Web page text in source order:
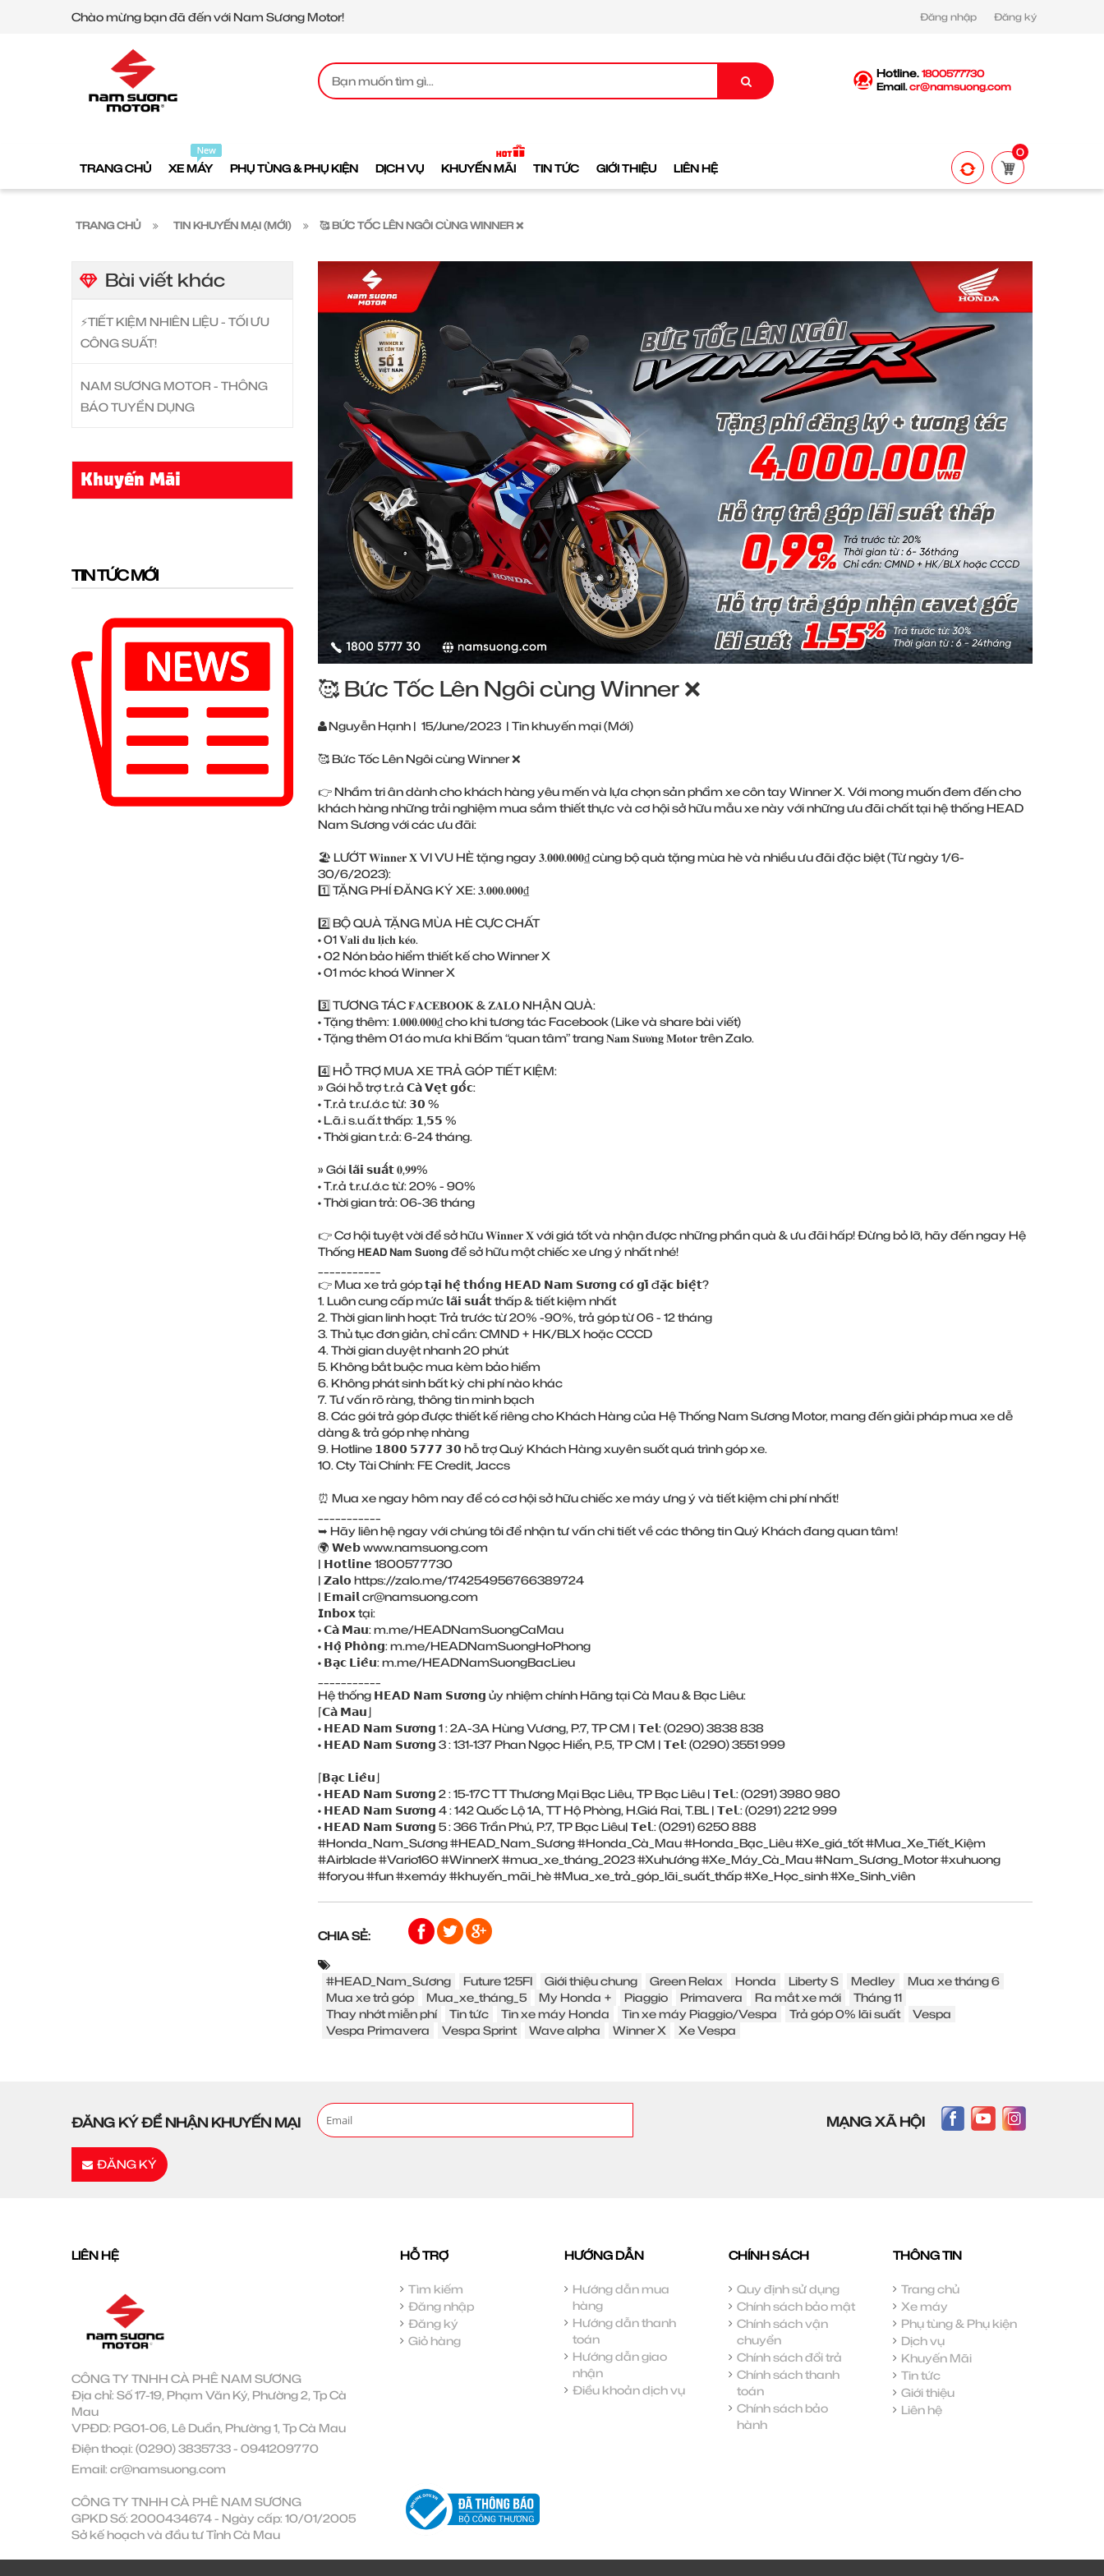
Chào mừng bạn đã đến với Nam Sương Motor! Đăng nhập Đăng ký
Hotline. 1800577730
Email.cr@namsuong.com
TRANG CHỦ XE MÁY PHỤ TÙNG & PHỤ KIỆN DỊCH VỤ KHUYẾN MÃI TIN TỨC GIỚI THIỆU LIÊN HỆ
0
TRANG CHỦ TIN KHUYẾN MẠI (MỚI) 🥰 BỨC TỐC LÊN NGÔI CÙNG WINNER ❌
Bài viết khác
⚡️TIẾT KIỆM NHIÊN LIỆU - TỐI ƯU
CÔNG SUẤT!
NAM SƯƠNG MOTOR - THÔNG
BÁO TUYỂN DỤNG
Khuyến Mãi
TIN TỨC MỚI
🥰 Bức Tốc Lên Ngôi cùng Winner ❌
Nguyễn Hạnh | 15/June/2023 | Tin khuyến mại (Mới)
🥰 Bức Tốc Lên Ngôi cùng Winner ❌
👉 Nhầm tri ân dành cho khách hàng yêu mến và lựa chọn sản phẩm xe côn tay Winner X. Với mong muốn đem đến cho
khách hàng những trải nghiệm mua sắm thiết thực và cơ hội sở hữu mẫu xe này với những ưu đãi chất tại hệ thống HEAD
Nam Sương với các ưu đãi:
🏖 LƯỚT 𝐖𝐢𝐧𝐧𝐞𝐫 𝐗 VI VU HÈ tặng ngay 𝟑.𝟎𝟎𝟎.𝟎𝟎𝟎₫ cùng bộ quà tặng mùa hè và nhiều ưu đãi đặc biệt (Từ ngày 1/6-
30/6/2023):
1️⃣ TẶNG PHÍ ĐĂNG KÝ XE: 𝟑.𝟎𝟎𝟎.𝟎𝟎𝟎₫
2️⃣ BỘ QUÀ TẶNG MÙA HÈ CỰC CHẤT
• 01 𝐕𝐚𝐥𝐢 𝐝𝐮 𝐥𝐢̣𝐜𝐡 𝐤𝐞́𝐨.
• 02 Nón bảo hiểm thiết kế cho Winner X
• 01 móc khoá Winner X
3️⃣ TƯƠNG TÁC 𝐅𝐀𝐂𝐄𝐁𝐎𝐎𝐊 & 𝐙𝐀𝐋𝐎 NHẬN QUÀ:
• Tặng thêm: 𝟏.𝟎𝟎𝟎.𝟎𝟎𝟎₫ cho khi tương tác Facebook (Like và share bài viết)
• Tặng thêm 01 áo mưa khi Bấm “quan tâm” trang 𝐍𝐚𝐦 𝐒𝐮̛𝐨̛𝐧𝐠 𝐌𝐨𝐭𝐨𝐫 trên Zalo.
4️⃣ HỖ TRỢ MUA XE TRẢ GÓP TIẾT KIỆM:
» Gói hỗ trợ t.r.ả 𝗖𝗮̀ 𝗩𝗲̣𝘁 𝗴𝗼̂́𝗰:
• T.r.ả t.r.ư.ớ.c từ: 𝟯𝟬 %
• L.ã.i s.u.ấ.t thấp: 𝟭,𝟱𝟱 %
• Thời gian t.r.ả: 6-24 tháng.
» Gói 𝗹𝗮̃𝗶 𝘀𝘂𝗮̂́𝘁 𝟎,𝟗𝟗%
• T.r.ả t.r.ư.ớ.c từ: 20% - 90%
• Thời gian trả: 06-36 tháng
👉 Cơ hội tuyệt vời để sở hữu 𝐖𝐢𝐧𝐧𝐞𝐫 𝐗 với giá tốt và nhận được những phần quà & ưu đãi hấp! Đừng bỏ lỡ, hãy đến ngay Hệ
Thống 𝗛𝗘𝗔𝗗 𝗡𝗮𝗺 𝗦𝘂̛𝗼̛𝗻𝗴 để sở hữu một chiếc xe ưng ý nhất nhé!
👉 Mua xe trả góp 𝘁𝗮̣𝗶 𝗵𝗲̣̂ 𝘁𝗵𝗼̂́𝗻𝗴 𝗛𝗘𝗔𝗗 𝗡𝗮𝗺 𝗦𝘂̛𝗼̛𝗻𝗴 𝗰𝗼́ 𝗴𝗶̀ đ𝗮̣̆𝗰 𝗯𝗶𝗲̣̂𝘁?
1. Luôn cung cấp mức 𝗹𝗮̃𝗶 𝘀𝘂𝗮̂́𝘁 thấp & tiết kiệm nhất
2. Thời gian linh hoạt: Trả trước từ 20% -90%, trả góp từ 06 - 12 tháng
3. Thủ tục đơn giản, chỉ cần: CMND + HK/BLX hoặc CCCD
4. Thời gian duyệt nhanh 20 phút
5. Không bắt buộc mua kèm bảo hiểm
6. Không phát sinh bất kỳ chi phí nào khác
7. Tư vấn rõ ràng, thông tin minh bạch
8. Các gói trả góp được thiết kế riêng cho Khách Hàng của Hệ Thống Nam Sương Motor, mang đến giải pháp mua xe dễ
dàng & trả góp nhẹ nhàng
9. Hotline 𝟭𝟴𝟬𝟬 𝟱𝟳𝟳𝟳 𝟯𝟬 hỗ trợ Quý Khách Hàng xuyên suốt quá trình góp xe.
10. Cty Tài Chính: FE Credit, Jaccs
⏰ Mua xe ngay hôm nay để có cơ hội sở hữu chiếc xe máy ưng ý và tiết kiệm chi phí nhất!
➥ Hãy liên hệ ngay với chúng tôi để nhận tư vấn chi tiết về các thông tin Quý Khách đang quan tâm!
🌍 𝗪𝗲𝗯www.namsuong.com
| 𝗛𝗼𝘁𝗹𝗶𝗻𝗲 1800577730
| 𝗭𝗮𝗹𝗼 https://zalo.me/174254956766389724
| 𝗘𝗺𝗮𝗶𝗹 cr@namsuong.com
𝗜𝗻𝗯𝗼𝘅 tại:
• 𝗖𝗮̀ 𝗠𝗮𝘂:m.me/HEADNamSuongCaMau
• 𝗛𝗼̣̂ 𝗣𝗵𝗼̀𝗻𝗴:m.me/HEADNamSuongHoPhong
• 𝗕𝗮̣𝗰 𝗟𝗶𝗲̂𝘂:m.me/HEADNamSuongBacLieu
Hệ thống 𝗛𝗘𝗔𝗗 𝗡𝗮𝗺 𝗦𝘂̛𝗼̛𝗻𝗴 ủy nhiệm chính Hãng tại Cà Mau & Bạc Liêu:
⌈𝗖𝗮̀ 𝗠𝗮𝘂⌋
• 𝗛𝗘𝗔𝗗 𝗡𝗮𝗺 𝗦𝘂̛𝗼̛𝗻𝗴 1 : 2A-3A Hùng Vương, P.7, TP CM | 𝗧𝗲𝗹: (0290) ‎3838 838
• 𝗛𝗘𝗔𝗗 𝗡𝗮𝗺 𝗦𝘂̛𝗼̛𝗻𝗴 3 : 131-137 Phan Ngọc Hiển, P.5, TP CM | 𝗧𝗲𝗹: (0290) ‎3551 999
⌈𝗕𝗮̣𝗰 𝗟𝗶𝗲̂𝘂⌋
• 𝗛𝗘𝗔𝗗 𝗡𝗮𝗺 𝗦𝘂̛𝗼̛𝗻𝗴 2 : 15-17C TT Thương Mại Bạc Liêu, TP Bạc Liêu | 𝗧𝗲𝗹.: (0291) ‎3980 980
• 𝗛𝗘𝗔𝗗 𝗡𝗮𝗺 𝗦𝘂̛𝗼̛𝗻𝗴 4 : 142 Quốc Lộ 1A, TT Hộ Phòng, H.Giá Rai, T.BL | 𝗧𝗲𝗹.: (0291) ‎2212 999
• 𝗛𝗘𝗔𝗗 𝗡𝗮𝗺 𝗦𝘂̛𝗼̛𝗻𝗴 5 : 366 Trần Phú, P.7, TP Bạc Liêu| 𝗧𝗲𝗹.: (0291) ‎6250 888
#Honda_Nam_Sương #HEAD_Nam_Sương #Honda_Cà_Mau #Honda_Bạc_Liêu #Xe_giá_tốt #Mua_Xe_Tiết_Kiệm
#Airblade #Vario160 #WinnerX #mua_xe_tháng_2023 #Xuhướng #Xe_Máy_Cà_Mau #Nam_Sương_Motor #xuhuong
#foryou #fun #xemáy #khuyến_mãi_hè #Mua_xe_trả_góp_lãi_suất_thấp #Xe_Học_sinh #Xe_Sinh_viên
CHIA SẺ:
#HEAD_Nam_Sương Future 125FI Giới thiệu chung Green Relax Honda Liberty S Medley
Mua xe tháng 6
Mua xe trả góp
Mua_xe_tháng_5 My Honda + Piaggio Primavera Ra mắt xe mới
Tháng 11
Thay nhớt miễn phí
Tin tức Tin xe máy Honda Tin xe máy Piaggio/Vespa Trả góp 0% lãi suất
Vespa
Vespa Primavera
Vespa Sprint Wave alpha Winner X Xe Vespa
ĐĂNG KÝ ĐỂ NHẬN KHUYẾN MẠI
ĐĂNG KÝ
MẠNG XÃ HỘI
LIÊN HỆ
CÔNG TY TNHH CÀ PHÊ NAM SƯƠNG
Địa chỉ: Số 17-19, Phạm Văn Ký, Phường 2, Tp Cà
Mau
VPĐD: PG01-06, Lê Duẩn, Phường 1, Tp Cà Mau
Điện thoại: (0290) 3835733- 0941209770
Email: cr@namsuong.com
CÔNG TY TNHH CÀ PHÊ NAM SƯƠNG
GPKD Số: 2000434674 - Ngày cấp: 10/01/2005
Sở kế hoạch và đầu tư Tỉnh Cà Mau
HỖ TRỢ
Tìm kiếm
Đăng nhập
Đăng ký
Giỏ hàng
HƯỚNG DẪN
Hướng dẫn mua
hàng
Hướng dẫn thanh
toán
Hướng dẫn giao
nhận
Điều khoản dịch vụ
CHÍNH SÁCH
Quy định sử dụng
Chính sách bảo mật
Chính sách vận
chuyển
Chính sách đổi trả
Chính sách thanh
toán
Chính sách bảo
hành
THÔNG TIN
Trang chủ
Xe máy
Phụ tùng & Phụ kiện
Dịch vụ
Khuyến Mãi
Tin tức
Giới thiệu
Liên hệ